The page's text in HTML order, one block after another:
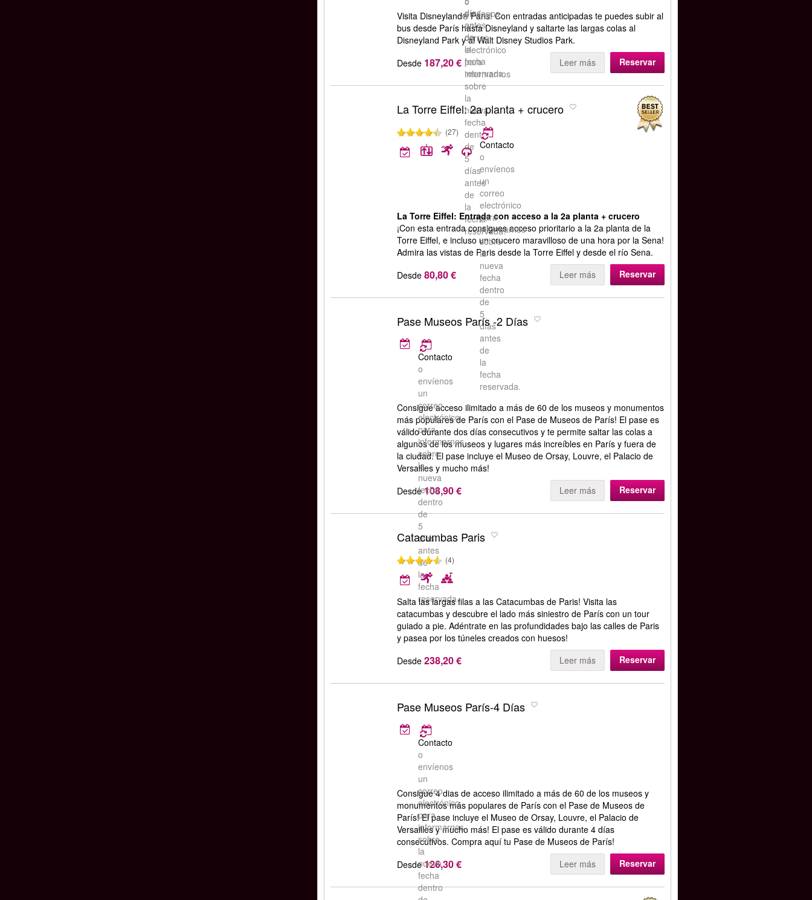
días
antes
de
la
fecha
reservada.
envíenos
un
correo
electrónico
para
informarnos
sobre
la
nueva
fecha
dentro
de
5
días
antes
de
la
fecha
reservada.
Visita Disneyland® Paris! Con entradas anticipadas te puedes subir al
bus desde París hasta Disneyland y saltarte las largas colas al
Disneyland Park y al Walt Disney Studios Park.
Desde 187,20 € Leer más Reservar
La Torre Eiffel: 2a planta + crucero
(27)
Contacto
o
envíenos
un
correo
electrónico
para
informarnos
sobre
la
nueva
fecha
dentro
de
5
días
antes
de
la
fecha
reservada.
La Torre Eiffel: Entrada con acceso a la 2a planta + crucero
¡Con esta entrada consigues acceso prioritario a la 2a planta de la
Torre Eiffel, e incluso un crucero maravilloso de una hora por la Sena!
Admira las vistas de Paris desde la Torre Eiffel y desde el río Sena.
Desde 80,80 € Leer más Reservar
Pase Museos París -2 Días
Contacto
o
envíenos
un
correo
electrónico
para
informarnos
sobre
la
nueva
fecha
dentro
de
5
días
antes
de
la
fecha
reservada.
Consigue acceso ilimitado a más de 60 de los museos y monumentos
más populares de París con el Pase de Museos de París! El pase es
válido durante dos días consecutivos y te permite saltar las colas a
algunos de los museos y lugares más increíbles en París y fuera de
la ciudad. El pase incluye el Museo de Orsay, Louvre, el Palacio de
Versailles y mucho más!
Desde 108,90 € Leer más Reservar
Catacumbas Paris
(4)
Salta las largas filas a las Catacumbas de Paris! Visita las
catacumbas y descubre el lado más siniestro de París con un tour
guiado a pie. Adéntrate en las profundidades bajo las calles de Paris
y pasea por los túneles creados con huesos!
Desde 238,20 € Leer más Reservar
Pase Museos París-4 Días
Contacto
o
envíenos
un
correo
electrónico
para
informarnos
sobre
la
nueva
fecha
dentro
Consigue 4 dias de acceso ilimitado a más de 60 de los museos y
monumentos más populares de París con el Pase de Museos de
París! El pase incluye el Museo de Orsay, Louvre, el Palacio de
Versailles y mucho más! El pase es válido durante 4 días
consecutivos. Compra aquí tu Pase de Museos de París!
Desde 126,30 € Leer más Reservar